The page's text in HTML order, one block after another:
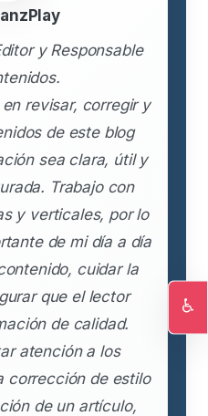
y Responsable
revisar, corregir y
de este blog
sea clara, útil y
Trabajo con
y verticales, por lo
de mi día a día
cuidar la
que el lector
de calidad.
atención a los
corrección de estilo
de un artículo,
♿